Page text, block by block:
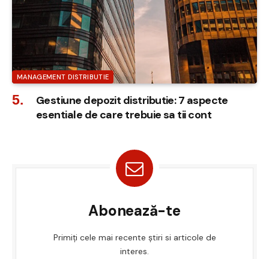
MANAGEMENT DISTRIBUTIE
Gestiune depozit distributie: 7 aspecte
esentiale de care trebuie sa tii cont
Abonează-te
Primiți cele mai recente știri si articole de
interes.